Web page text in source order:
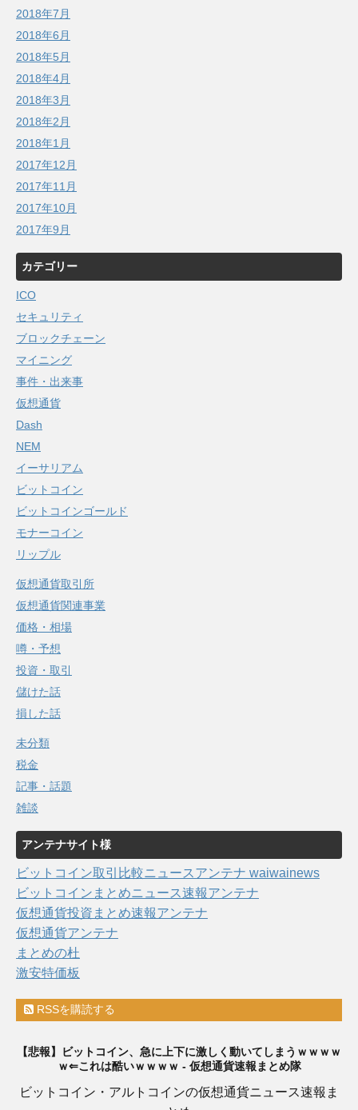
2018年7月
2018年6月
2018年5月
2018年4月
2018年3月
2018年2月
2018年1月
2017年12月
2017年11月
2017年10月
2017年9月
カテゴリー
ICO
セキュリティ
ブロックチェーン
マイニング
事件・出来事
仮想通貨
Dash
NEM
イーサリアム
ビットコイン
ビットコインゴールド
モナーコイン
リップル
仮想通貨取引所
仮想通貨関連事業
価格・相場
噂・予想
投資・取引
儲けた話
損した話
未分類
税金
記事・話題
雑談
アンテナサイト様
ビットコイン取引比較ニュースアンテナ waiwainews
ビットコインまとめニュース速報アンテナ
仮想通貨投資まとめ速報アンテナ
仮想通貨アンテナ
まとめの杜
激安特価板
RSSを購読する
【悲報】ビットコイン、急に上下に激しく動いてしまうｗｗｗｗ
ｗ⇐これは酷いｗｗｗｗ - 仮想通貨速報まとめ隊
ビットコイン・アルトコインの仮想通貨ニュース速報ま